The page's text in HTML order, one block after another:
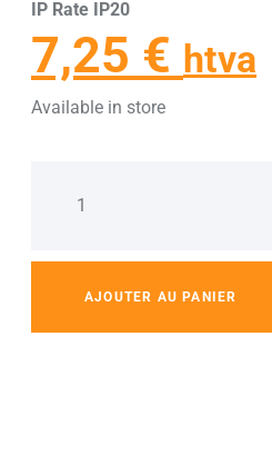
IP Rate IP20
7,25 € htva
Available in store
AJOUTER AU PANIER